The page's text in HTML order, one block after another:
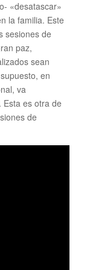
«desatascar»
la familia. Este
sesiones de
paz,
sean
en
va
es otra de
de